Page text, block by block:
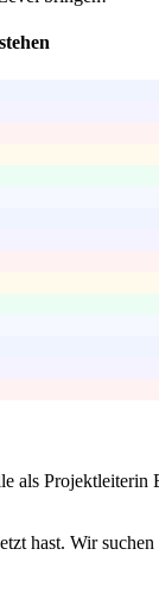
als Projektleiterin
hast. Wir